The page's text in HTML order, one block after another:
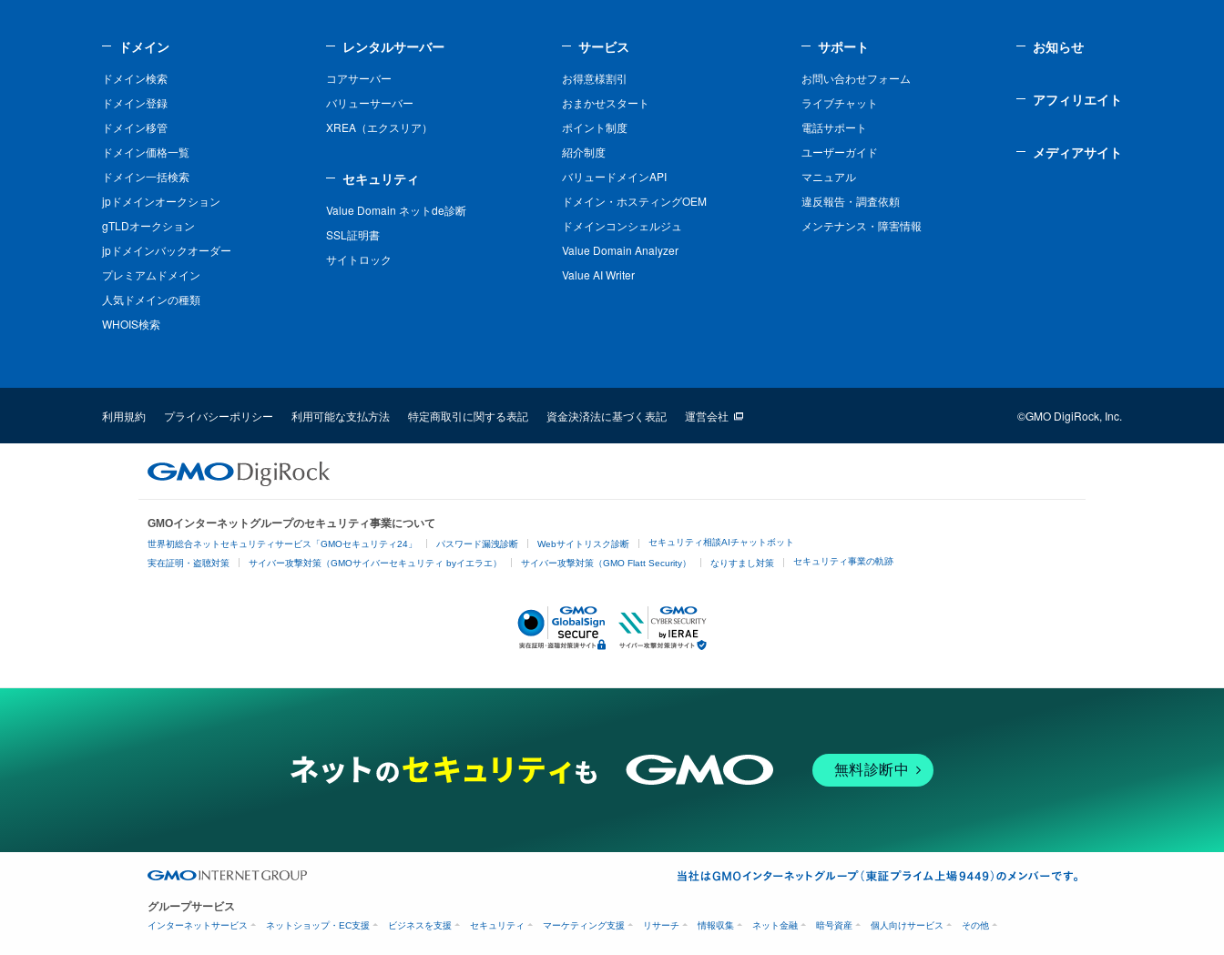
ドメイン
ドメイン検索
ドメイン登録
ドメイン移管
ドメイン価格一覧
ドメイン一括検索
jpドメインオークション
gTLDオークション
jpドメインバックオーダー
プレミアムドメイン
人気ドメインの種類
WHOIS検索
レンタルサーバー
コアサーバー
バリューサーバー
XREA（エクスリア）
セキュリティ
Value Domain ネットde診断
SSL証明書
サイトロック
サービス
お得意様割引
おまかせスタート
ポイント制度
紹介制度
バリュードメインAPI
ドメイン・ホスティングOEM
ドメインコンシェルジュ
Value Domain Analyzer
Value AI Writer
サポート
お問い合わせフォーム
ライブチャット
電話サポート
ユーザーガイド
マニュアル
違反報告・調査依頼
メンテナンス・障害情報
お知らせ
アフィリエイト
メディアサイト
利用規約 プライバシーポリシー 利用可能な支払方法 特定商取引に関する表記 資金決済法に基づく表記 運営会社 ©GMO DigiRock, Inc.
GMOインターネットグループのセキュリティ事業について
世界初総合ネットセキュリティサービス「GMOセキュリティ24」 パスワード漏洩診断 Webサイトリスク診断 セキュリティ相談AIチャットボット
実在証明・盗聴対策 サイバー攻撃対策（GMOサイバーセキュリティ byイエラエ） サイバー攻撃対策（GMO Flatt Security） なりすまし対策 セキュリティ事業の軌跡
無料診断中
グループサービス
インターネットサービス ネットショップ・EC支援 ビジネスを支援 セキュリティ マーケティング支援 リサーチ 情報収集 ネット金融 暗号資産 個人向けサービス その他